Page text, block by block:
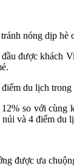
nóng dịp
được
du lịch
so với
và 4 điểm du
được ưa